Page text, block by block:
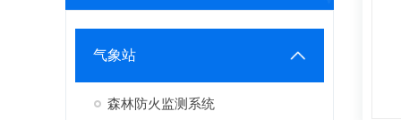
气象站
森林防火监测系统